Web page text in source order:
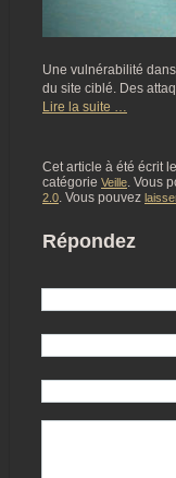
Une vulnérabilité
du site ciblé. Des
Lire la suite …
Cet article à été écrit
catégorie Veille. Vous
2.0. Vous pouvez
Répondez